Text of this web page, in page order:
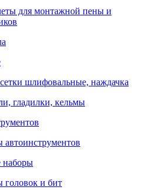
для монтажной пены и
шлифовальные, наждачка
гладилки, кельмы
автоинструментов
наборы
головок и бит